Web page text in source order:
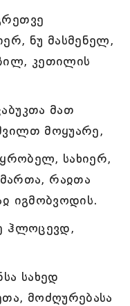
ნუ მასმენელ,
კეთილის
მათ
მოყუარე,
სახიერ,
რაჲთა
იგმობვოდის.
ჰლოცევდ,
სახედ
მოძღურებასა